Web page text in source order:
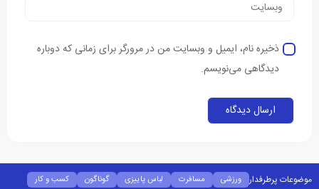
ذخیره نام، ایمیل و وبسایت من در مرورگر برای زمانی که دوباره
دیدگاهی می‌نویسم.
موضوعات پرطرفدار ورزشی مسافرت لباس پاییزی گوناگون
کسب و کار